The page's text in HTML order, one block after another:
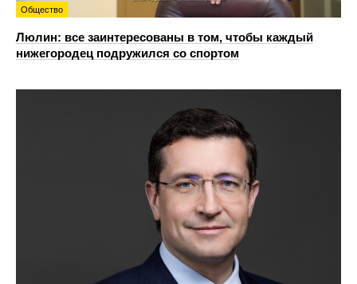
Общество
Люлин: все заинтересованы в том, чтобы каждый
нижегородец подружился со спортом